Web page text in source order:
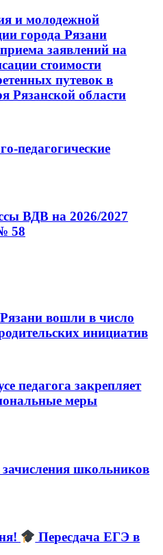
и молодежной
города Рязани
заявлений на
стоимости
путевок в
Рязанской области
педагогические
ВДВ на 2026/2027
58
вошли в число
инициатив
педагога закрепляет
меры
школьников
Пересдача ЕГЭ в